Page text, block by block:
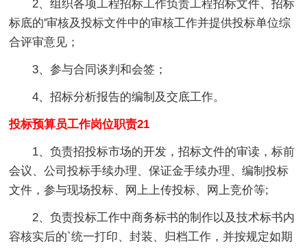
2、组织各项工程招标工作负责工程招标文件、招标
标底的'审核及投标文件中的审核工作并提供投标单位综
合评审意见；
3、参与合同谈判和会签；
4、招标分析报告的编制及交底工作。
投标预算员工作岗位职责21
1、负责招投标市场的开发，招标文件的审读，标前
会议、公司投标手续办理、保证金手续办理、编制投标
文件，参与现场投标、网上上传投标、网上竞价等;
2、负责投标工作中商务标书的制作以及技术标书内
容核实后的`统一打印、封装、归档工作，并按规定如期